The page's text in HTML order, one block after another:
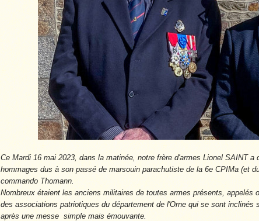
Ce Mardi 16 mai 2023, dans la matinée, notre frère d'armes Lionel SAINT
hommages dus à son passé de marsouin parachutiste de la 6e CPIMa (et
commando Thomann.
Nombreux étaient les anciens militaires de toutes armes présents, appelés
des associations patriotiques du département de l'Orne qui se sont inclinés
après une messe simple mais émouvante.